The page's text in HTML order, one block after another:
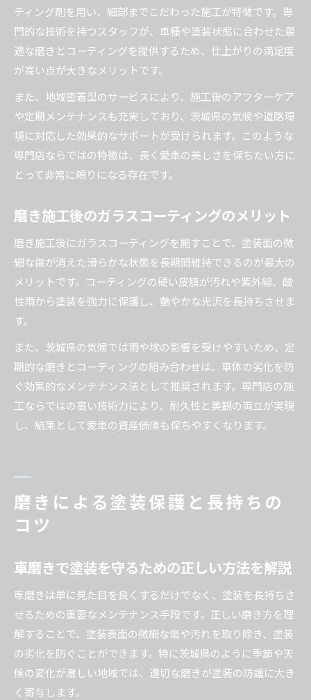
ティング剤を用い、細部までこだわった施工が特徴です。専
門的な技術を持つスタッフが、車種や塗装状態に合わせた最
適な磨きとコーティングを提供するため、仕上がりの満足度
が高い点が大きなメリットです。
また、地域密着型のサービスにより、施工後のアフターケア
や定期メンテナンスも充実しており、茨城県の気候や道路環
境に対応した効果的なサポートが受けられます。このような
専門店ならではの特徴は、長く愛車の美しさを保ちたい方に
とって非常に頼りになる存在です。
磨き施工後のガラスコーティングのメリット
磨き施工後にガラスコーティングを施すことで、塗装面の微
細な傷が消えた滑らかな状態を長期間維持できるのが最大の
メリットです。コーティングの硬い皮膜が汚れや紫外線、酸
性雨から塗装を強力に保護し、艶やかな光沢を長持ちさせま
す。
また、茨城県の気候では雨や埃の影響を受けやすいため、定
期的な磨きとコーティングの組み合わせは、車体の劣化を防
ぐ効果的なメンテナンス法として推奨されます。専門店の施
工ならではの高い技術力により、耐久性と美観の両立が実現
し、結果として愛車の資産価値も保ちやすくなります。
磨きによる塗装保護と長持ちの
コツ
車磨きで塗装を守るための正しい方法を解説
車磨きは単に見た目を良くするだけでなく、塗装を長持ちさ
せるための重要なメンテナンス手段です。正しい磨き方を理
解することで、塗装表面の微細な傷や汚れを取り除き、塗装
の劣化を防ぐことができます。特に茨城県のように季節や天
候の変化が激しい地域では、適切な磨きが塗装の防護に大き
く寄与します。